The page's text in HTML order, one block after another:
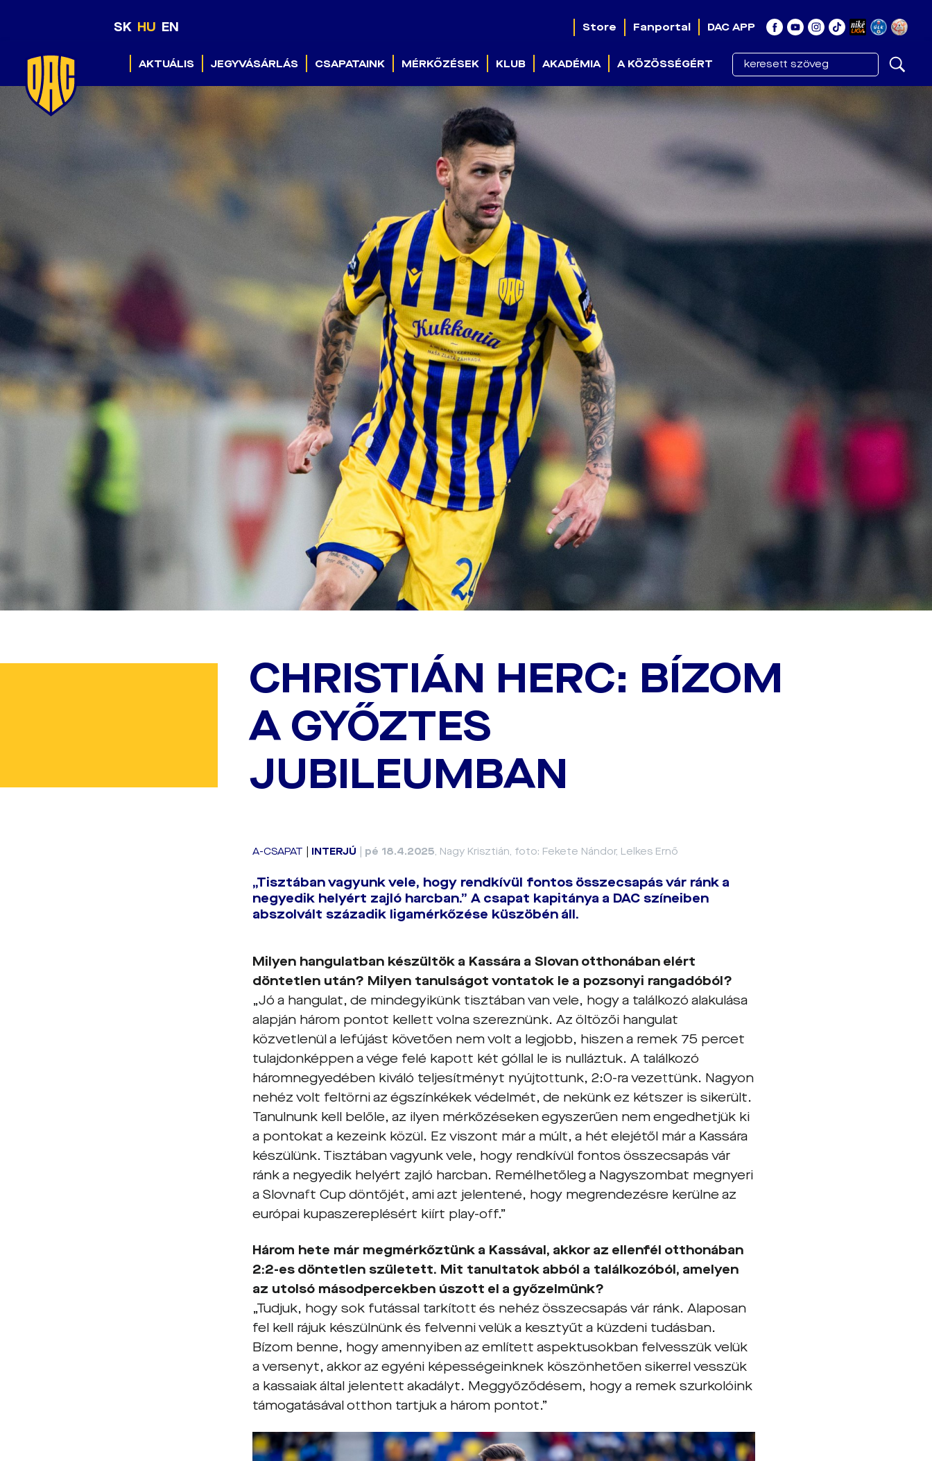
SK HU EN Store Fanportal DAC APP
AKTUÁLIS JEGYVÁSÁRLÁS CSAPATAINK MÉRKŐZÉSEK KLUB AKADÉMIA A KÖZÖSSÉGÉRT
CHRISTIÁN HERC: BÍZOM
A GYŐZTES
JUBILEUMBAN
A-CSAPAT INTERJÚ pé 18.4.2025, Nagy Krisztián, foto: Fekete Nándor, Lelkes Ernő
„Tisztában vagyunk vele, hogy rendkívül fontos összecsapás vár ránk a
negyedik helyért zajló harcban.” A csapat kapitánya a DAC színeiben
abszolvált századik ligamérkőzése küszöbén áll.
Milyen hangulatban készültök a Kassára a Slovan otthonában elért
döntetlen után? Milyen tanulságot vontatok le a pozsonyi rangadóból?
„Jó a hangulat, de mindegyikünk tisztában van vele, hogy a találkozó alakulása
alapján három pontot kellett volna szereznünk. Az öltözői hangulat
közvetlenül a lefújást követően nem volt a legjobb, hiszen a remek 75 percet
tulajdonképpen a vége felé kapott két góllal le is nulláztuk. A találkozó
háromnegyedében kiváló teljesítményt nyújtottunk, 2:0-ra vezettünk. Nagyon
nehéz volt feltörni az égszínkékek védelmét, de nekünk ez kétszer is sikerült.
Tanulnunk kell belőle, az ilyen mérkőzéseken egyszerűen nem engedhetjük ki
a pontokat a kezeink közül. Ez viszont már a múlt, a hét elejétől már a Kassára
készülünk. Tisztában vagyunk vele, hogy rendkívül fontos összecsapás vár
ránk a negyedik helyért zajló harcban. Remélhetőleg a Nagyszombat megnyeri
a Slovnaft Cup döntőjét, ami azt jelentené, hogy megrendezésre kerülne az
európai kupaszereplésért kiírt play-off.”
Három hete már megmérkőztünk a Kassával, akkor az ellenfél otthonában
2:2-es döntetlen született. Mit tanultatok abból a találkozóból, amelyen
az utolsó másodpercekben úszott el a győzelmünk?
„Tudjuk, hogy sok futással tarkított és nehéz összecsapás vár ránk. Alaposan
fel kell rájuk készülnünk és felvenni velük a kesztyűt a küzdeni tudásban.
Bízom benne, hogy amennyiben az említett aspektusokban felvesszük velük
a versenyt, akkor az egyéni képességeinknek köszönhetően sikerrel vesszük
a kassaiak által jelentett akadályt. Meggyőződésem, hogy a remek szurkolóink
támogatásával otthon tartjuk a három pontot.”